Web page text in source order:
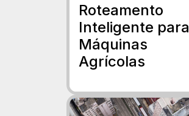
Roteamento
Inteligente para
Máquinas
Agrícolas